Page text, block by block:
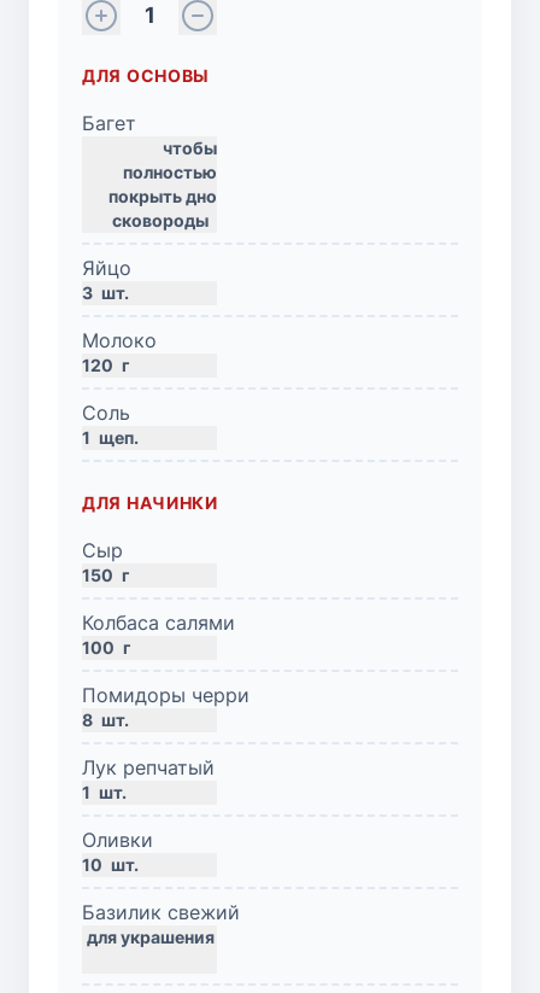
1
ДЛЯ ОСНОВЫ
Багет
чтобы
полностью
покрыть дно
сковороды
Яйцо
3 шт.
Молоко
120 г
Соль
1 щеп.
ДЛЯ НАЧИНКИ
Сыр
150 г
Колбаса салями
100 г
Помидоры черри
8 шт.
Лук репчатый
1 шт.
Оливки
10 шт.
Базилик свежий